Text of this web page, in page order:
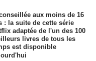
aux moins de 16
: la suite de cette série
adaptée de l'un des 100
livres de tous les
est disponible